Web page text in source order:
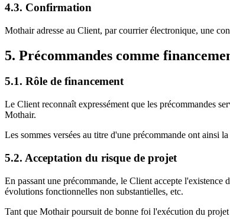
4.3. Confirmation
Mothair adresse au Client, par courrier électronique, une
5. Précommandes comme
5.1. Rôle de financement
Le Client reconnaît expressément que les précommandes
Mothair.
Les sommes versées au titre d'une précommande ont ainsi
5.2. Acceptation du risque de projet
En passant une précommande, le Client accepte
évolutions fonctionnelles non substantielles, etc.
Tant que Mothair poursuit de bonne foi l'exécution du projet